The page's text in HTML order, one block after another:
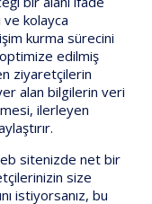
ve kolayca
kurma sürecini
edilmiş
ziyaretçilerin
alan bilgilerin veri
ilerleyen
sitenizde net bir
size
istiyorsanız, bu